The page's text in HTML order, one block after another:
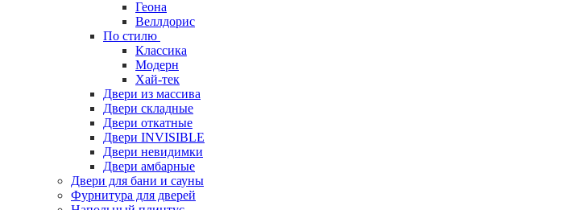
Геона
Веллдорис
По стилю
Классика
Модерн
Хай-тек
Двери из массива
Двери складные
Двери откатные
Двери INVISIBLE
Двери невидимки
Двери амбарные
Двери для бани и сауны
Фурнитура для дверей